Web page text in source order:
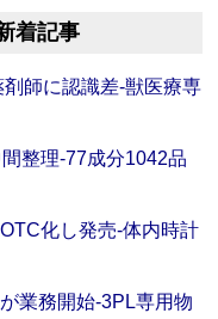
着記事
師に認識差‐獣医療専
整理‐77成分1042品
化し発売‐体内時計
業務開始‐3PL専用物